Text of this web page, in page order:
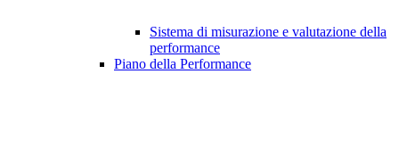
Sistema di misurazione e valutazione della
performance
Piano della Performance